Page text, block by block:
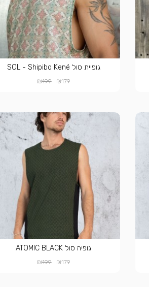
גופיית סול SOL - Shipibo Kené
₪179
₪199
גופיה סול ATOMIC BLACK
₪179
₪199